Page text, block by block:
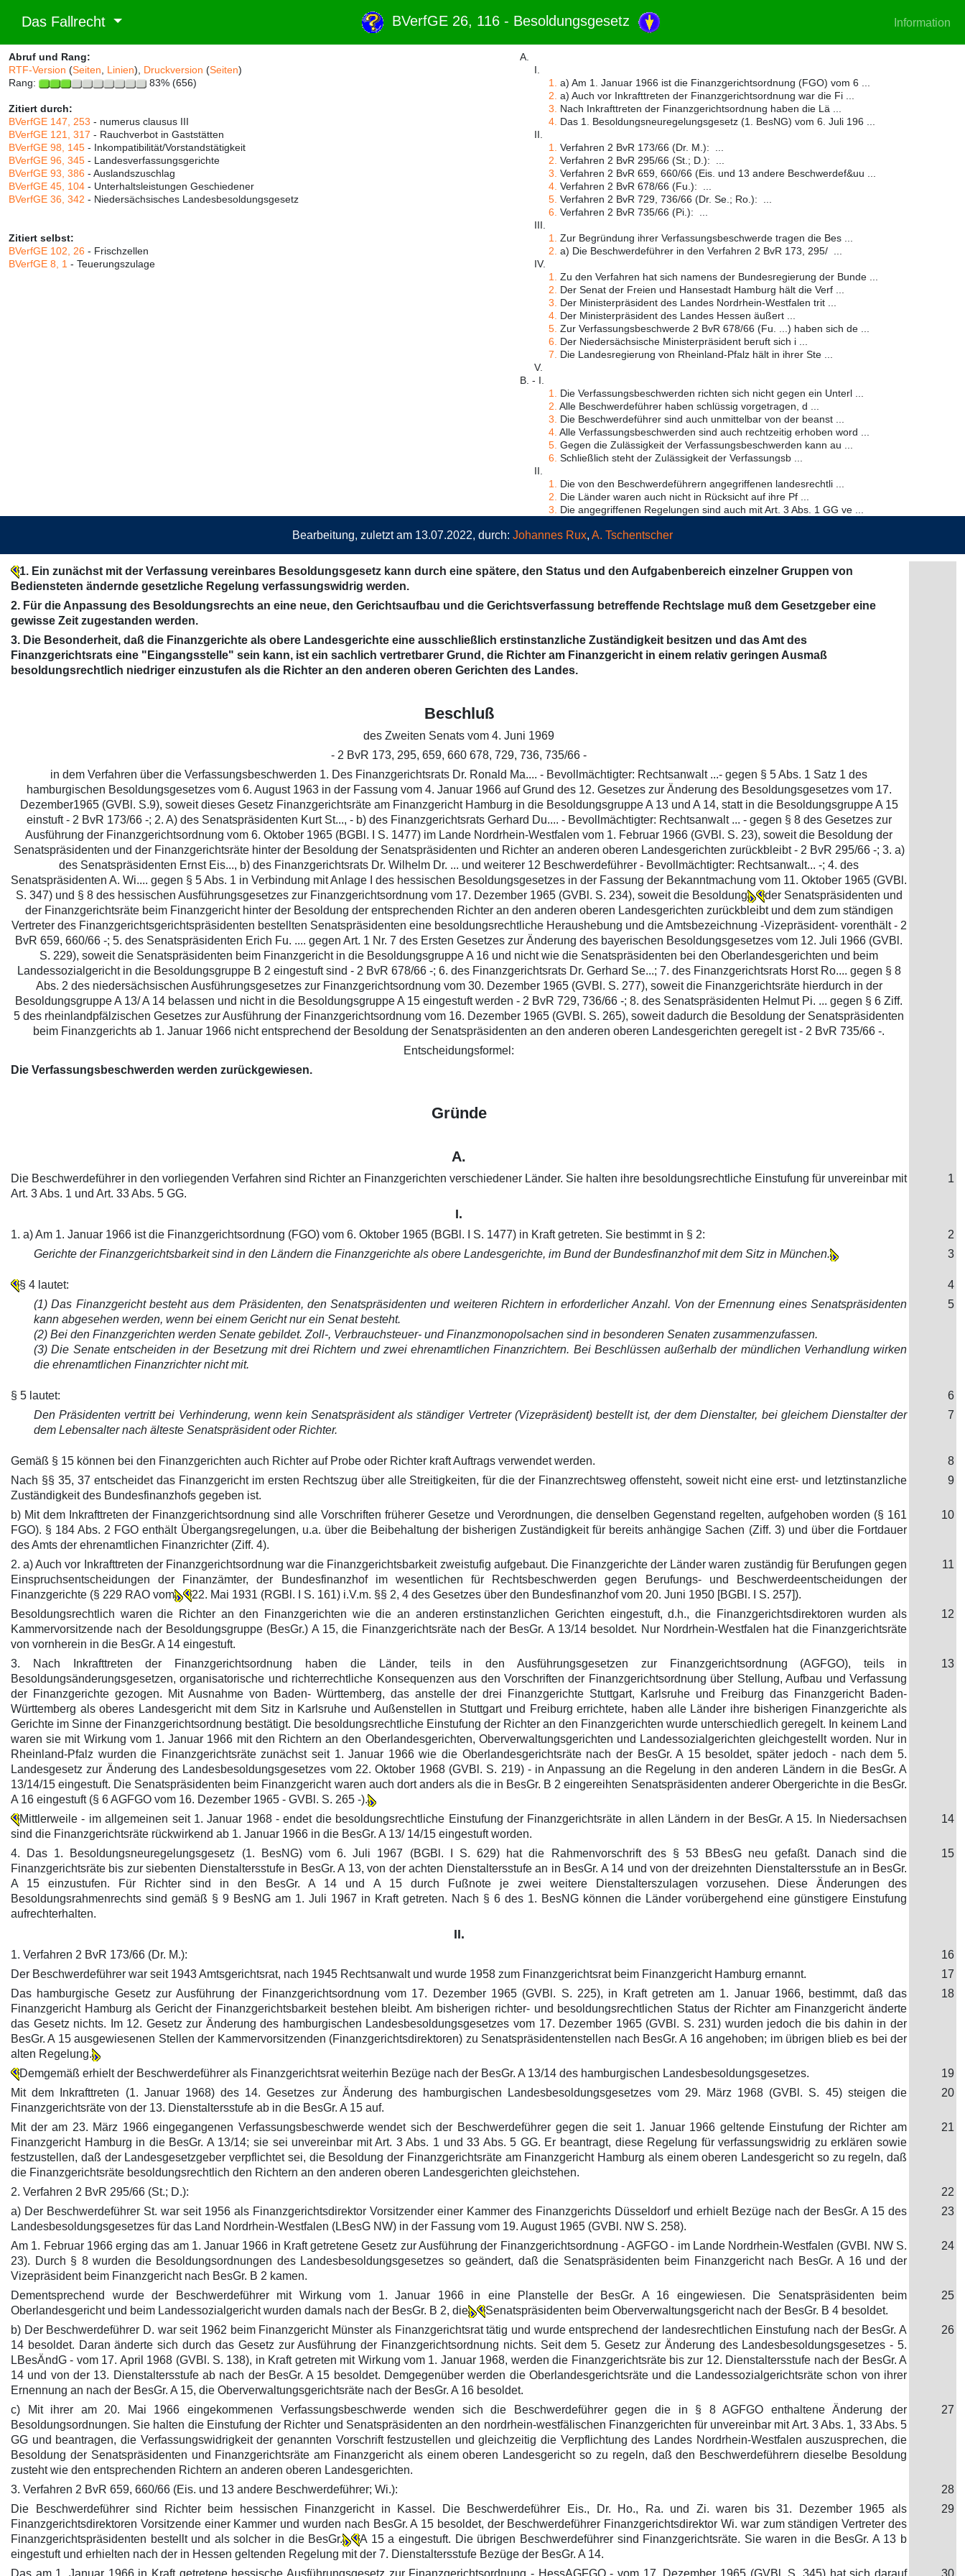
Das Fallrecht BVerfGE 26, 116 - Besoldungsgesetz Information
Abruf und Rang:
RTF-Version (Seiten Linien), Druckversion (Seiten)
Rang:
83% (656)
Zitiert durch:
BVerfGE 147, 253 - numerus clausus III
BVerfGE 121, 317 - Rauchverbot in Gaststätten
BVerfGE 98, 145 - Inkompatibilität/Vorstandstätigkeit
BVerfGE 96, 345 - Landesverfassungsgerichte
BVerfGE 93, 386 - Auslandszuschlag
BVerfGE 45, 104 - Unterhaltsleistungen Geschiedener
BVerfGE 36, 342 - Niedersächsisches Landesbesoldungsgesetz
Zitiert selbst:
BVerfGE 102, 26 - Frischzellen
BVerfGE 8, 1 - Teuerungszulage
A.
I.
1.
a) Am 1. Januar 1966 ist die Finanzgerichtsordnung (FGO) vom 6 ...
2. a) Auch vor Inkrafttreten der Finanzgerichtsordnung war die Fi ...
3.
Nach Inkrafttreten der Finanzgerichtsordnung haben die Lä ...
4. Das 1. Besoldungsneuregelungsgesetz (1. BesNG) vom 6. Juli 196 ...
II.
1.
Verfahren 2 BvR 173/66 (Dr. M.): ...
2. Verfahren 2 BvR 295/66 (St.; D.): ...
3. Verfahren 2 BvR 659, 660/66 (Eis. und 13 andere Beschwerdef&uu ...
4. Verfahren 2 BvR 678/66 (Fu.): ...
5. Verfahren 2 BvR 729, 736/66 (Dr. Se.; Ro.): ...
6. Verfahren 2 BvR 735/66 (Pi.): ...
III.
1.
Zur Begründung ihrer Verfassungsbeschwerde tragen die Bes ...
2. a) Die Beschwerdeführer in den Verfahren 2 BvR 173, 295/ ...
IV.
1.
Zu den Verfahren hat sich namens der Bundesregierung der Bunde ...
2.
Der Senat der Freien und Hansestadt Hamburg hält die Verf ...
3.
Der Ministerpräsident des Landes Nordrhein-Westfalen trit ...
4. Der Ministerpräsident des Landes Hessen äußert ...
5. Zur Verfassungsbeschwerde 2 BvR 678/66 (Fu. ...) haben sich de ...
6.
Der Niedersächsische Ministerpräsident beruft sich i ...
7.
Die Landesregierung von Rheinland-Pfalz hält in ihrer Ste ...
V.
B. - I.
1.
Die Verfassungsbeschwerden richten sich nicht gegen ein Unterl ...
2. Alle Beschwerdeführer haben schlüssig vorgetragen, d ...
3.
Die Beschwerdeführer sind auch unmittelbar von der beanst ...
4. Alle Verfassungsbeschwerden sind auch rechtzeitig erhoben word ...
5. Gegen die Zulässigkeit der Verfassungsbeschwerden kann au ...
6. Schließlich steht der Zulässigkeit der Verfassungsb ...
II.
1.
Die von den Beschwerdeführern angegriffenen landesrechtli ...
2.
Die Länder waren auch nicht in Rücksicht auf ihre Pf ...
3.
Die angegriffenen Regelungen sind auch mit Art. 3 Abs. 1 GG ve ...
Bearbeitung, zuletzt am 13.07.2022, durch: Johannes Rux, A. Tschentscher
1. Ein zunächst mit der Verfassung vereinbares Besoldungsgesetz kann durch eine spätere, den Status und den Aufgabenbereich einzelner Gruppen von
Bediensteten ändernde gesetzliche Regelung verfassungswidrig werden.
2. Für die Anpassung des Besoldungsrechts an eine neue, den Gerichtsaufbau und die Gerichtsverfassung betreffende Rechtslage muß dem Gesetzgeber eine
gewisse Zeit zugestanden werden.
3. Die Besonderheit, daß die Finanzgerichte als obere Landesgerichte eine ausschließlich erstinstanzliche Zuständigkeit besitzen und das Amt des
Finanzgerichtsrats eine "Eingangsstelle" sein kann, ist ein sachlich vertretbarer Grund, die Richter am Finanzgericht in einem relativ geringen Ausmaß
besoldungsrechtlich niedriger einzustufen als die Richter an den anderen oberen Gerichten des Landes.
Beschluß
des Zweiten Senats vom 4. Juni 1969
- 2 BvR 173, 295, 659, 660 678, 729, 736, 735/66 -
in dem Verfahren über die Verfassungsbeschwerden 1. Des Finanzgerichtsrats Dr. Ronald Ma.... - Bevollmächtigter: Rechtsanwalt ...- gegen § 5 Abs. 1 Satz 1 des
hamburgischen Besoldungsgesetzes vom 6. August 1963 in der Fassung vom 4. Januar 1966 auf Grund des 12. Gesetzes zur Änderung des Besoldungsgesetzes vom 17.
Dezember1965 (GVBl. S.9), soweit dieses Gesetz Finanzgerichtsräte am Finanzgericht Hamburg in die Besoldungsgruppe A 13 und A 14, statt in die Besoldungsgruppe A 15
einstuft - 2 BvR 173/66 -; 2. A) des Senatspräsidenten Kurt St..., - b) des Finanzgerichtsrats Gerhard Du.... - Bevollmächtigter: Rechtsanwalt ... - gegen § 8 des Gesetzes zur
Ausführung der Finanzgerichtsordnung vom 6. Oktober 1965 (BGBl. I S. 1477) im Lande Nordrhein-Westfalen vom 1. Februar 1966 (GVBl. S. 23), soweit die Besoldung der
Senatspräsidenten und der Finanzgerichtsräte hinter der Besoldung der Senatspräsidenten und Richter an anderen oberen Landesgerichten zurückbleibt - 2 BvR 295/66 -; 3. a)
des Senatspräsidenten Ernst Eis..., b) des Finanzgerichtsrats Dr. Wilhelm Dr. ... und weiterer 12 Beschwerdeführer - Bevollmächtigter: Rechtsanwalt... -; 4. des
Senatspräsidenten A. Wi.... gegen § 5 Abs. 1 in Verbindung mit Anlage I des hessischen Besoldungsgesetzes in der Fassung der Bekanntmachung vom 11. Oktober 1965 (GVBl.
S. 347) und § 8 des hessischen Ausführungsgesetzes zur Finanzgerichtsordnung vom 17. Dezember 1965 (GVBl. S. 234), soweit die Besoldung
der Senatspräsidenten und
der Finanzgerichtsräte beim Finanzgericht hinter der Besoldung der entsprechenden Richter an den anderen oberen Landesgerichten zurückbleibt und dem zum ständigen
Vertreter des Finanzgerichtsgerichtspräsidenten bestellten Senatspräsidenten eine besoldungsrechtliche Heraushebung und die Amtsbezeichnung -Vizepräsident- vorenthält - 2
BvR 659, 660/66 -; 5. des Senatspräsidenten Erich Fu. .... gegen Art. 1 Nr. 7 des Ersten Gesetzes zur Änderung des bayerischen Besoldungsgesetzes vom 12. Juli 1966 (GVBl.
S. 229), soweit die Senatspräsidenten beim Finanzgericht in die Besoldungsgruppe A 16 und nicht wie die Senatspräsidenten bei den Oberlandesgerichten und beim
Landessozialgericht in die Besoldungsgruppe B 2 eingestuft sind - 2 BvR 678/66 -; 6. des Finanzgerichtsrats Dr. Gerhard Se...; 7. des Finanzgerichtsrats Horst Ro.... gegen § 8
Abs. 2 des niedersächsischen Ausführungsgesetzes zur Finanzgerichtsordnung vom 30. Dezember 1965 (GVBl. S. 277), soweit die Finanzgerichtsräte hierdurch in der
Besoldungsgruppe A 13/ A 14 belassen und nicht in die Besoldungsgruppe A 15 eingestuft werden - 2 BvR 729, 736/66 -; 8. des Senatspräsidenten Helmut Pi. ... gegen § 6 Ziff.
5 des rheinlandpfälzischen Gesetzes zur Ausführung der Finanzgerichtsordnung vom 16. Dezember 1965 (GVBl. S. 265), soweit dadurch die Besoldung der Senatspräsidenten
beim Finanzgerichts ab 1. Januar 1966 nicht entsprechend der Besoldung der Senatspräsidenten an den anderen oberen Landesgerichten geregelt ist - 2 BvR 735/66 -.
Entscheidungsformel:
Die Verfassungsbeschwerden werden zurückgewiesen.
Gründe
A.
Die Beschwerdeführer in den vorliegenden Verfahren sind Richter an Finanzgerichten verschiedener Länder. Sie halten ihre besoldungsrechtliche Einstufung für unvereinbar mit
Art. 3 Abs. 1 und Art. 33 Abs. 5 GG.
1
I.
1. a) Am 1. Januar 1966 ist die Finanzgerichtsordnung (FGO) vom 6. Oktober 1965 (BGBl. I S. 1477) in Kraft getreten. Sie bestimmt in § 2:
2
Gerichte der Finanzgerichtsbarkeit sind in den Ländern die Finanzgerichte als obere Landesgerichte, im Bund der Bundesfinanzhof mit dem Sitz in München.
3
§ 4 lautet:
4
(1) Das Finanzgericht besteht aus dem Präsidenten, den Senatspräsidenten und weiteren Richtern in erforderlicher Anzahl. Von der Ernennung eines Senatspräsidenten
kann abgesehen werden, wenn bei einem Gericht nur ein Senat besteht.
(2) Bei den Finanzgerichten werden Senate gebildet. Zoll-, Verbrauchsteuer- und Finanzmonopolsachen sind in besonderen Senaten zusammenzufassen.
(3) Die Senate entscheiden in der Besetzung mit drei Richtern und zwei ehrenamtlichen Finanzrichtern. Bei Beschlüssen außerhalb der mündlichen Verhandlung wirken
die ehrenamtlichen Finanzrichter nicht mit.
5
§ 5 lautet:
6
Den Präsidenten vertritt bei Verhinderung, wenn kein Senatspräsident als ständiger Vertreter (Vizepräsident) bestellt ist, der dem Dienstalter, bei gleichem Dienstalter der
dem Lebensalter nach älteste Senatspräsident oder Richter.
7
Gemäß § 15 können bei den Finanzgerichten auch Richter auf Probe oder Richter kraft Auftrags verwendet werden.
8
Nach §§ 35, 37 entscheidet das Finanzgericht im ersten Rechtszug über alle Streitigkeiten, für die der Finanzrechtsweg offensteht, soweit nicht eine erst- und letztinstanzliche
Zuständigkeit des Bundesfinanzhofs gegeben ist.
9
b) Mit dem Inkrafttreten der Finanzgerichtsordnung sind alle Vorschriften früherer Gesetze und Verordnungen, die denselben Gegenstand regelten, aufgehoben worden (§ 161
FGO). § 184 Abs. 2 FGO enthält Übergangsregelungen, u.a. über die Beibehaltung der bisherigen Zuständigkeit für bereits anhängige Sachen (Ziff. 3) und über die Fortdauer
des Amts der ehrenamtlichen Finanzrichter (Ziff. 4).
10
2. a) Auch vor Inkrafttreten der Finanzgerichtsordnung war die Finanzgerichtsbarkeit zweistufig aufgebaut. Die Finanzgerichte der Länder waren zuständig für Berufungen gegen
Einspruchsentscheidungen der Finanzämter, der Bundesfinanzhof im wesentlichen für Rechtsbeschwerden gegen Berufungs- und Beschwerdeentscheidungen der
Finanzgerichte (§ 229 RAO vom
22. Mai 1931 (RGBl. I S. 161) i.V.m. §§ 2, 4 des Gesetzes über den Bundesfinanzhof vom 20. Juni 1950 [BGBl. I S. 257]).
11
Besoldungsrechtlich waren die Richter an den Finanzgerichten wie die an anderen erstinstanzlichen Gerichten eingestuft, d.h., die Finanzgerichtsdirektoren wurden als
Kammervorsitzende nach der Besoldungsgruppe (BesGr.) A 15, die Finanzgerichtsräte nach der BesGr. A 13/14 besoldet. Nur Nordrhein-Westfalen hat die Finanzgerichtsräte
von vornherein in die BesGr. A 14 eingestuft.
12
3. Nach Inkrafttreten der Finanzgerichtsordnung haben die Länder, teils in den Ausführungsgesetzen zur Finanzgerichtsordnung (AGFGO), teils in
Besoldungsänderungsgesetzen, organisatorische und richterrechtliche Konsequenzen aus den Vorschriften der Finanzgerichtsordnung über Stellung, Aufbau und Verfassung
der Finanzgerichte gezogen. Mit Ausnahme von Baden- Württemberg, das anstelle der drei Finanzgerichte Stuttgart, Karlsruhe und Freiburg das Finanzgericht Baden-
Württemberg als oberes Landesgericht mit dem Sitz in Karlsruhe und Außenstellen in Stuttgart und Freiburg errichtete, haben alle Länder ihre bisherigen Finanzgerichte als
Gerichte im Sinne der Finanzgerichtsordnung bestätigt. Die besoldungsrechtliche Einstufung der Richter an den Finanzgerichten wurde unterschiedlich geregelt. In keinem Land
waren sie mit Wirkung vom 1. Januar 1966 mit den Richtern an den Oberlandesgerichten, Oberverwaltungsgerichten und Landessozialgerichten gleichgestellt worden. Nur in
Rheinland-Pfalz wurden die Finanzgerichtsräte zunächst seit 1. Januar 1966 wie die Oberlandesgerichtsräte nach der BesGr. A 15 besoldet, später jedoch - nach dem 5.
Landesgesetz zur Änderung des Landesbesoldungsgesetzes vom 22. Oktober 1968 (GVBl. S. 219) - in Anpassung an die Regelung in den anderen Ländern in die BesGr. A
13/14/15 eingestuft. Die Senatspräsidenten beim Finanzgericht waren auch dort anders als die in BesGr. B 2 eingereihten Senatspräsidenten anderer Obergerichte in die BesGr.
A 16 eingestuft (§ 6 AGFGO vom 16. Dezember 1965 - GVBl. S. 265 -).
13
Mittlerweile - im allgemeinen seit 1. Januar 1968 - endet die besoldungsrechtliche Einstufung der Finanzgerichtsräte in allen Ländern in der BesGr. A 15. In Niedersachsen
sind die Finanzgerichtsräte rückwirkend ab 1. Januar 1966 in die BesGr. A 13/ 14/15 eingestuft worden.
14
4. Das 1. Besoldungsneuregelungsgesetz (1. BesNG) vom 6. Juli 1967 (BGBl. I S. 629) hat die Rahmenvorschrift des § 53 BBesG neu gefaßt. Danach sind die
Finanzgerichtsräte bis zur siebenten Dienstaltersstufe in BesGr. A 13, von der achten Dienstaltersstufe an in BesGr. A 14 und von der dreizehnten Dienstaltersstufe an in BesGr.
A 15 einzustufen. Für Richter sind in den BesGr. A 14 und A 15 durch Fußnote je zwei weitere Dienstalterszulagen vorzusehen. Diese Änderungen des
Besoldungsrahmenrechts sind gemäß § 9 BesNG am 1. Juli 1967 in Kraft getreten. Nach § 6 des 1. BesNG können die Länder vorübergehend eine günstigere Einstufung
aufrechterhalten.
15
II.
1. Verfahren 2 BvR 173/66 (Dr. M.):
16
Der Beschwerdeführer war seit 1943 Amtsgerichtsrat, nach 1945 Rechtsanwalt und wurde 1958 zum Finanzgerichtsrat beim Finanzgericht Hamburg ernannt.
17
Das hamburgische Gesetz zur Ausführung der Finanzgerichtsordnung vom 17. Dezember 1965 (GVBl. S. 225), in Kraft getreten am 1. Januar 1966, bestimmt, daß das
Finanzgericht Hamburg als Gericht der Finanzgerichtsbarkeit bestehen bleibt. Am bisherigen richter- und besoldungsrechtlichen Status der Richter am Finanzgericht änderte
das Gesetz nichts. Im 12. Gesetz zur Änderung des hamburgischen Landesbesoldungsgesetzes vom 17. Dezember 1965 (GVBl. S. 231) wurden jedoch die bis dahin in der
BesGr. A 15 ausgewiesenen Stellen der Kammervorsitzenden (Finanzgerichtsdirektoren) zu Senatspräsidentenstellen nach BesGr. A 16 angehoben; im übrigen blieb es bei der
alten Regelung.
18
Demgemäß erhielt der Beschwerdeführer als Finanzgerichtsrat weiterhin Bezüge nach der BesGr. A 13/14 des hamburgischen Landesbesoldungsgesetzes.
19
Mit dem Inkrafttreten (1. Januar 1968) des 14. Gesetzes zur Änderung des hamburgischen Landesbesoldungsgesetzes vom 29. März 1968 (GVBl. S. 45) steigen die
Finanzgerichtsräte von der 13. Dienstaltersstufe ab in die BesGr. A 15 auf.
20
Mit der am 23. März 1966 eingegangenen Verfassungsbeschwerde wendet sich der Beschwerdeführer gegen die seit 1. Januar 1966 geltende Einstufung der Richter am
Finanzgericht Hamburg in die BesGr. A 13/14; sie sei unvereinbar mit Art. 3 Abs. 1 und 33 Abs. 5 GG. Er beantragt, diese Regelung für verfassungswidrig zu erklären sowie
festzustellen, daß der Landesgesetzgeber verpflichtet sei, die Besoldung der Finanzgerichtsräte am Finanzgericht Hamburg als einem oberen Landesgericht so zu regeln, daß
die Finanzgerichtsräte besoldungsrechtlich den Richtern an den anderen oberen Landesgerichten gleichstehen.
21
2. Verfahren 2 BvR 295/66 (St.; D.):
22
a) Der Beschwerdeführer St. war seit 1956 als Finanzgerichtsdirektor Vorsitzender einer Kammer des Finanzgerichts Düsseldorf und erhielt Bezüge nach der BesGr. A 15 des
Landesbesoldungsgesetzes für das Land Nordrhein-Westfalen (LBesG NW) in der Fassung vom 19. August 1965 (GVBl. NW S. 258).
23
Am 1. Februar 1966 erging das am 1. Januar 1966 in Kraft getretene Gesetz zur Ausführung der Finanzgerichtsordnung - AGFGO - im Lande Nordrhein-Westfalen (GVBl. NW S.
23). Durch § 8 wurden die Besoldungsordnungen des Landesbesoldungsgesetzes so geändert, daß die Senatspräsidenten beim Finanzgericht nach BesGr. A 16 und der
Vizepräsident beim Finanzgericht nach BesGr. B 2 kamen.
24
Dementsprechend wurde der Beschwerdeführer mit Wirkung vom 1. Januar 1966 in eine Planstelle der BesGr. A 16 eingewiesen. Die Senatspräsidenten beim
Oberlandesgericht und beim Landessozialgericht wurden damals nach der BesGr. B 2, die
Senatspräsidenten beim Oberverwaltungsgericht nach der BesGr. B 4 besoldet.
25
b) Der Beschwerdeführer D. war seit 1962 beim Finanzgericht Münster als Finanzgerichtsrat tätig und wurde entsprechend der landesrechtlichen Einstufung nach der BesGr. A
14 besoldet. Daran änderte sich durch das Gesetz zur Ausführung der Finanzgerichtsordnung nichts. Seit dem 5. Gesetz zur Änderung des Landesbesoldungsgesetzes - 5.
LBesÄndG - vom 17. April 1968 (GVBl. S. 138), in Kraft getreten mit Wirkung vom 1. Januar 1968, werden die Finanzgerichtsräte bis zur 12. Dienstaltersstufe nach der BesGr. A
14 und von der 13. Dienstaltersstufe ab nach der BesGr. A 15 besoldet. Demgegenüber werden die Oberlandesgerichtsräte und die Landessozialgerichtsräte schon von ihrer
Ernennung an nach der BesGr. A 15, die Oberverwaltungsgerichtsräte nach der BesGr. A 16 besoldet.
26
c) Mit ihrer am 20. Mai 1966 eingekommenen Verfassungsbeschwerde wenden sich die Beschwerdeführer gegen die in § 8 AGFGO enthaltene Änderung der
Besoldungsordnungen. Sie halten die Einstufung der Richter und Senatspräsidenten an den nordrhein-westfälischen Finanzgerichten für unvereinbar mit Art. 3 Abs. 1, 33 Abs. 5
GG und beantragen, die Verfassungswidrigkeit der genannten Vorschrift festzustellen und gleichzeitig die Verpflichtung des Landes Nordrhein-Westfalen auszusprechen, die
Besoldung der Senatspräsidenten und Finanzgerichtsräte am Finanzgericht als einem oberen Landesgericht so zu regeln, daß den Beschwerdeführern dieselbe Besoldung
zusteht wie den entsprechenden Richtern an anderen oberen Landesgerichten.
27
3. Verfahren 2 BvR 659, 660/66 (Eis. und 13 andere Beschwerdeführer; Wi.):
28
Die Beschwerdeführer sind Richter beim hessischen Finanzgericht in Kassel. Die Beschwerdeführer Eis., Dr. Ho., Ra. und Zi. waren bis 31. Dezember 1965 als
Finanzgerichtsdirektoren Vorsitzende einer Kammer und wurden nach BesGr. A 15 besoldet, der Beschwerdeführer Finanzgerichtsdirektor Wi. war zum ständigen Vertreter des
Finanzgerichtspräsidenten bestellt und als solcher in die BesGr.
A 15 a eingestuft. Die übrigen Beschwerdeführer sind Finanzgerichtsräte. Sie waren in die BesGr. A 13 b
eingestuft und erhielten nach der in Hessen geltenden Regelung mit der 7. Dienstaltersstufe Bezüge der BesGr. A 14.
29
Das am 1. Januar 1966 in Kraft getretene hessische Ausführungsgesetz zur Finanzgerichtsordnung - HessAGFGO - vom 17. Dezember 1965 (GVBl. S. 345) hat sich darauf 30